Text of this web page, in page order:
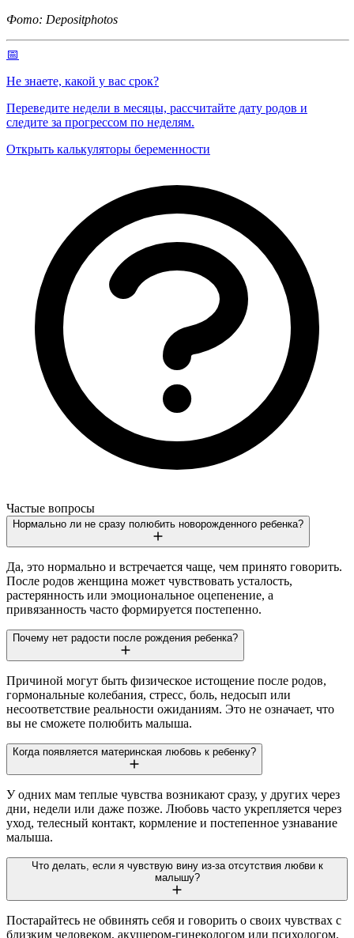
Фото: Depositphotos
📅
Не знаете, какой у вас срок?
Переведите недели в месяцы, рассчитайте дату родов и
следите за прогрессом по неделям.
Открыть калькуляторы беременности
Частые вопросы
Нормально ли не сразу полюбить новорожденного ребенка?
Да, это нормально и встречается чаще, чем принято говорить.
После родов женщина может чувствовать усталость,
растерянность или эмоциональное оцепенение, а
привязанность часто формируется постепенно.
Почему нет радости после рождения ребенка?
Причиной могут быть физическое истощение после родов,
гормональные колебания, стресс, боль, недосып или
несоответствие реальности ожиданиям. Это не означает, что
вы не сможете полюбить малыша.
Когда появляется материнская любовь к ребенку?
У одних мам теплые чувства возникают сразу, у других через
дни, недели или даже позже. Любовь часто укрепляется через
уход, телесный контакт, кормление и постепенное узнавание
малыша.
Что делать, если я чувствую вину из-за отсутствия любви к
малышу?
Постарайтесь не обвинять себя и говорить о своих чувствах с
близким человеком, акушером-гинекологом или психологом.